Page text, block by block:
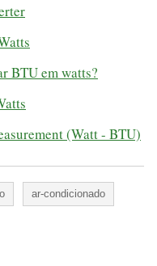
BTU em watts?
(Watt - BTU)
ar-condicionado